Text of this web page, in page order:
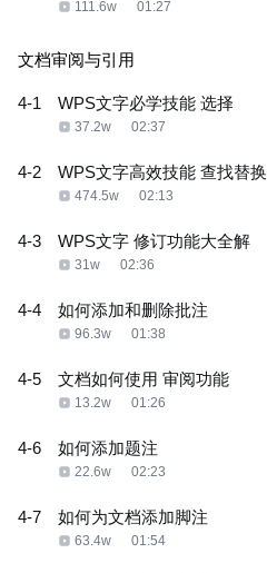
111.6w 01:27
文档审阅与引用
4-1 WPS文字必学技能 选择
37.2w 02:37
4-2 WPS文字高效技能 查找替换
474.5w 02:13
4-3 WPS文字 修订功能大全解
31w 02:36
4-4 如何添加和删除批注
96.3w 01:38
4-5 文档如何使用 审阅功能
13.2w 01:26
4-6 如何添加题注
22.6w 02:23
4-7 如何为文档添加脚注
63.4w 01:54